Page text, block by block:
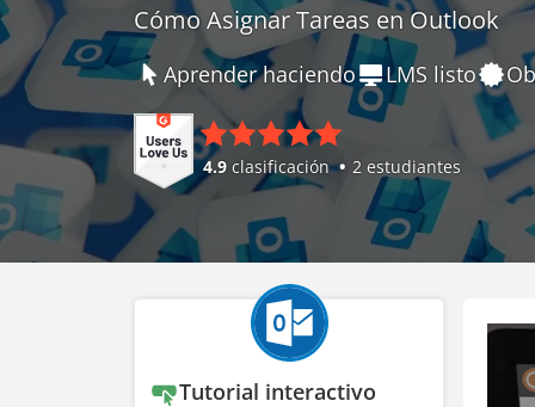
Cómo Asignar Tareas en Outlook
Aprender haciendo LMS listo
4.9 clasificación 2 estudiantes
Tutorial interactivo